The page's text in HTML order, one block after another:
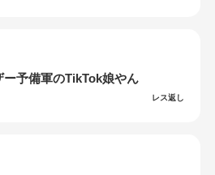
予備軍のTikTok娘やん
レス返し